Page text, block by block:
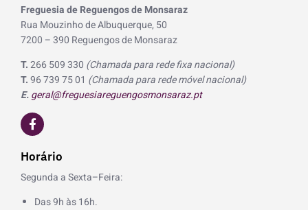
Freguesia de Reguengos de Monsaraz
Rua Mouzinho de Albuquerque, 50
7200 – 390 Reguengos de Monsaraz
T.266 509 330 (Chamada para rede fixa nacional)
T.96 739 75 01 (Chamada para rede móvel nacional)
E.geral@freguesiareguengosmonsaraz.pt
F
a
c
e
b
o
o
k
Horário
Segunda a Sexta–Feira:
Das 9h às 16h.